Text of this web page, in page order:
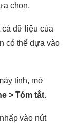
chọn.
cả dữ liệu của
có thể dựa vào
tính, mở
> Tóm tắt.
vào nút